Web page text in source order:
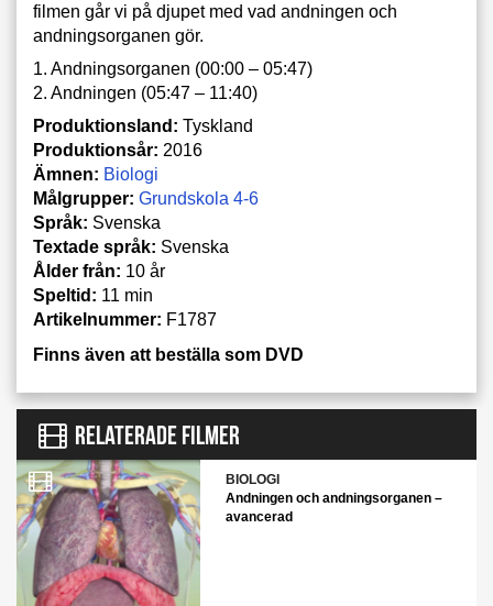
filmen går vi på djupet med vad andningen och
andningsorganen gör.
1. Andningsorganen (00:00 – 05:47)
2. Andningen (05:47 – 11:40)
Produktionsland: Tyskland
Produktionsår: 2016
Ämnen: Biologi
Målgrupper: Grundskola 4-6
Språk: Svenska
Textade språk: Svenska
Ålder från: 10 år
Speltid: 11 min
Artikelnummer: F1787
Finns även att beställa som DVD
RELATERADE FILMER
BIOLOGI
Andningen och andningsorganen –
avancerad